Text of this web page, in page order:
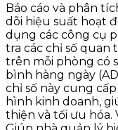
Báo cáo và phân
dõi hiệu suất hoạt
dụng các công cụ
tra các chỉ số quan
trên mỗi phòng có
bình hàng ngày
chỉ số này cung
hình kinh doanh,
thiện và tối ưu hóa.